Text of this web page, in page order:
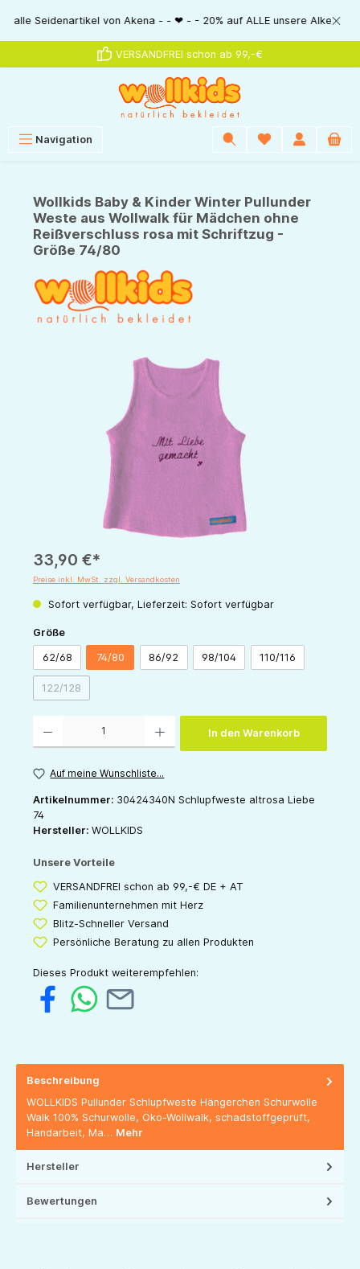
springen von Akena - - ❤ - - 20% auf ALLE unsere Alkena-
VERSANDFREI schon ab 99,-€
Navigation
Wollkids Baby & Kinder Winter Pullunder
Weste aus Wollwalk für Mädchen ohne
Reißverschluss rosa mit Schriftzug -
Größe 74/80
Bildergalerie überspringen
33,90 €*
Preise inkl. MwSt. zzgl. Versandkosten
Sofort verfügbar, Lieferzeit: Sofort verfügbar
Größeauswählen
62/68 74/80 86/92 98/104 110/116
122/128(Diese Option ist zurzeit nicht verfügbar.)
In den Warenkorb
Auf meine Wunschliste...
Artikelnummer: 30424340N Schlupfweste altrosa Liebe
74
Hersteller: WOLLKIDS
Unsere Vorteile
VERSANDFREI schon ab 99,-€ DE + AT
Familienunternehmen mit Herz
Blitz-Schneller Versand
Persönliche Beratung zu allen Produkten
Dieses Produkt weiterempfehlen:
Beschreibung
WOLLKIDS Pullunder Schlupfweste Hängerchen Schurwolle
Walk 100% Schurwolle, Öko-Wollwalk, schadstoffgeprüft,
Handarbeit, Ma… Mehr
Hersteller
Bewertungen